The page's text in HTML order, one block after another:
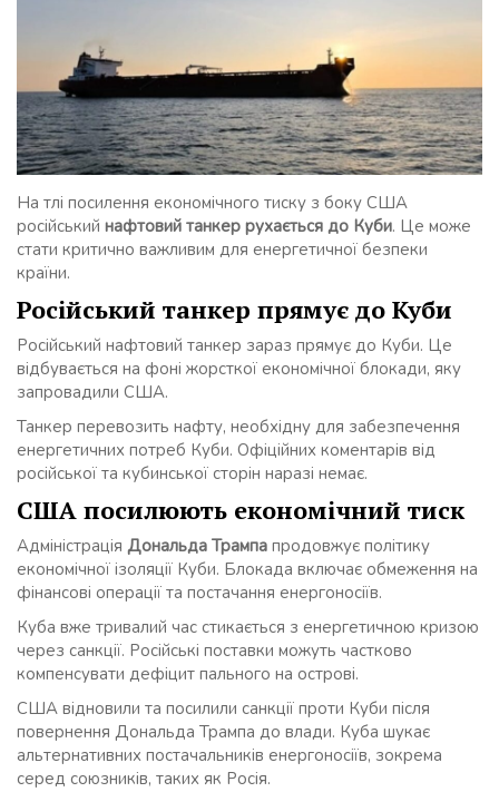
На тлі посилення економічного тиску з боку США
російський нафтовий танкер рухається до Куби. Це може
стати критично важливим для енергетичної безпеки
країни.
Російський танкер прямує до Куби
Російський нафтовий танкер зараз прямує до Куби. Це
відбувається на фоні жорсткої економічної блокади, яку
запровадили США.
Танкер перевозить нафту, необхідну для забезпечення
енергетичних потреб Куби. Офіційних коментарів від
російської та кубинської сторін наразі немає.
США посилюють економічний тиск
Адміністрація Дональда Трампа продовжує політику
економічної ізоляції Куби. Блокада включає обмеження на
фінансові операції та постачання енергоносіїв.
Куба вже тривалий час стикається з енергетичною кризою
через санкції. Російські поставки можуть частково
компенсувати дефіцит пального на острові.
США відновили та посилили санкції проти Куби після
повернення Дональда Трампа до влади. Куба шукає
альтернативних постачальників енергоносіїв, зокрема
серед союзників, таких як Росія.